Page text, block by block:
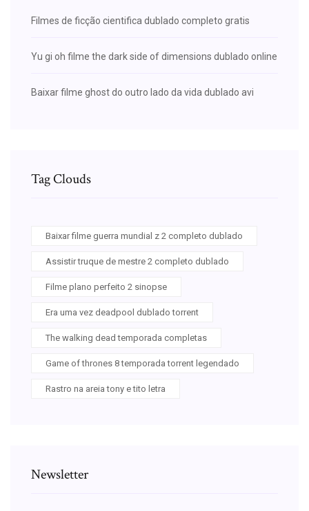
Filmes de ficção cientifica dublado completo gratis
Yu gi oh filme the dark side of dimensions dublado online
Baixar filme ghost do outro lado da vida dublado avi
Tag Clouds
Baixar filme guerra mundial z 2 completo dublado
Assistir truque de mestre 2 completo dublado
Filme plano perfeito 2 sinopse
Era uma vez deadpool dublado torrent
The walking dead temporada completas
Game of thrones 8 temporada torrent legendado
Rastro na areia tony e tito letra
Newsletter